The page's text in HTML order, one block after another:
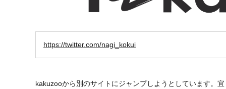
https://twitter.com/nagi_kokui
kakuzooから別のサイトにジャンプしようとしています。